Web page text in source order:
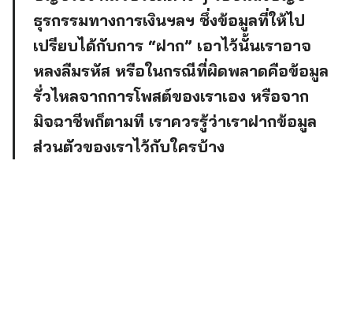
ธุรกรรมทางการเงินฯลฯ ซึ่งข้อมูลที่ให้ไป
เปรียบได้กับการ “ฝาก” เอาไว้นั้นเราอาจ
หลงลืมรหัส หรือในกรณีที่ผิดพลาดคือข้อมูล
รั่วไหลจากการโพสต์ของเราเอง หรือจาก
มิจฉาชีพก็ตามที เราควรรู้ว่าเราฝากข้อมูล
ส่วนตัวของเราไว้กับใครบ้าง